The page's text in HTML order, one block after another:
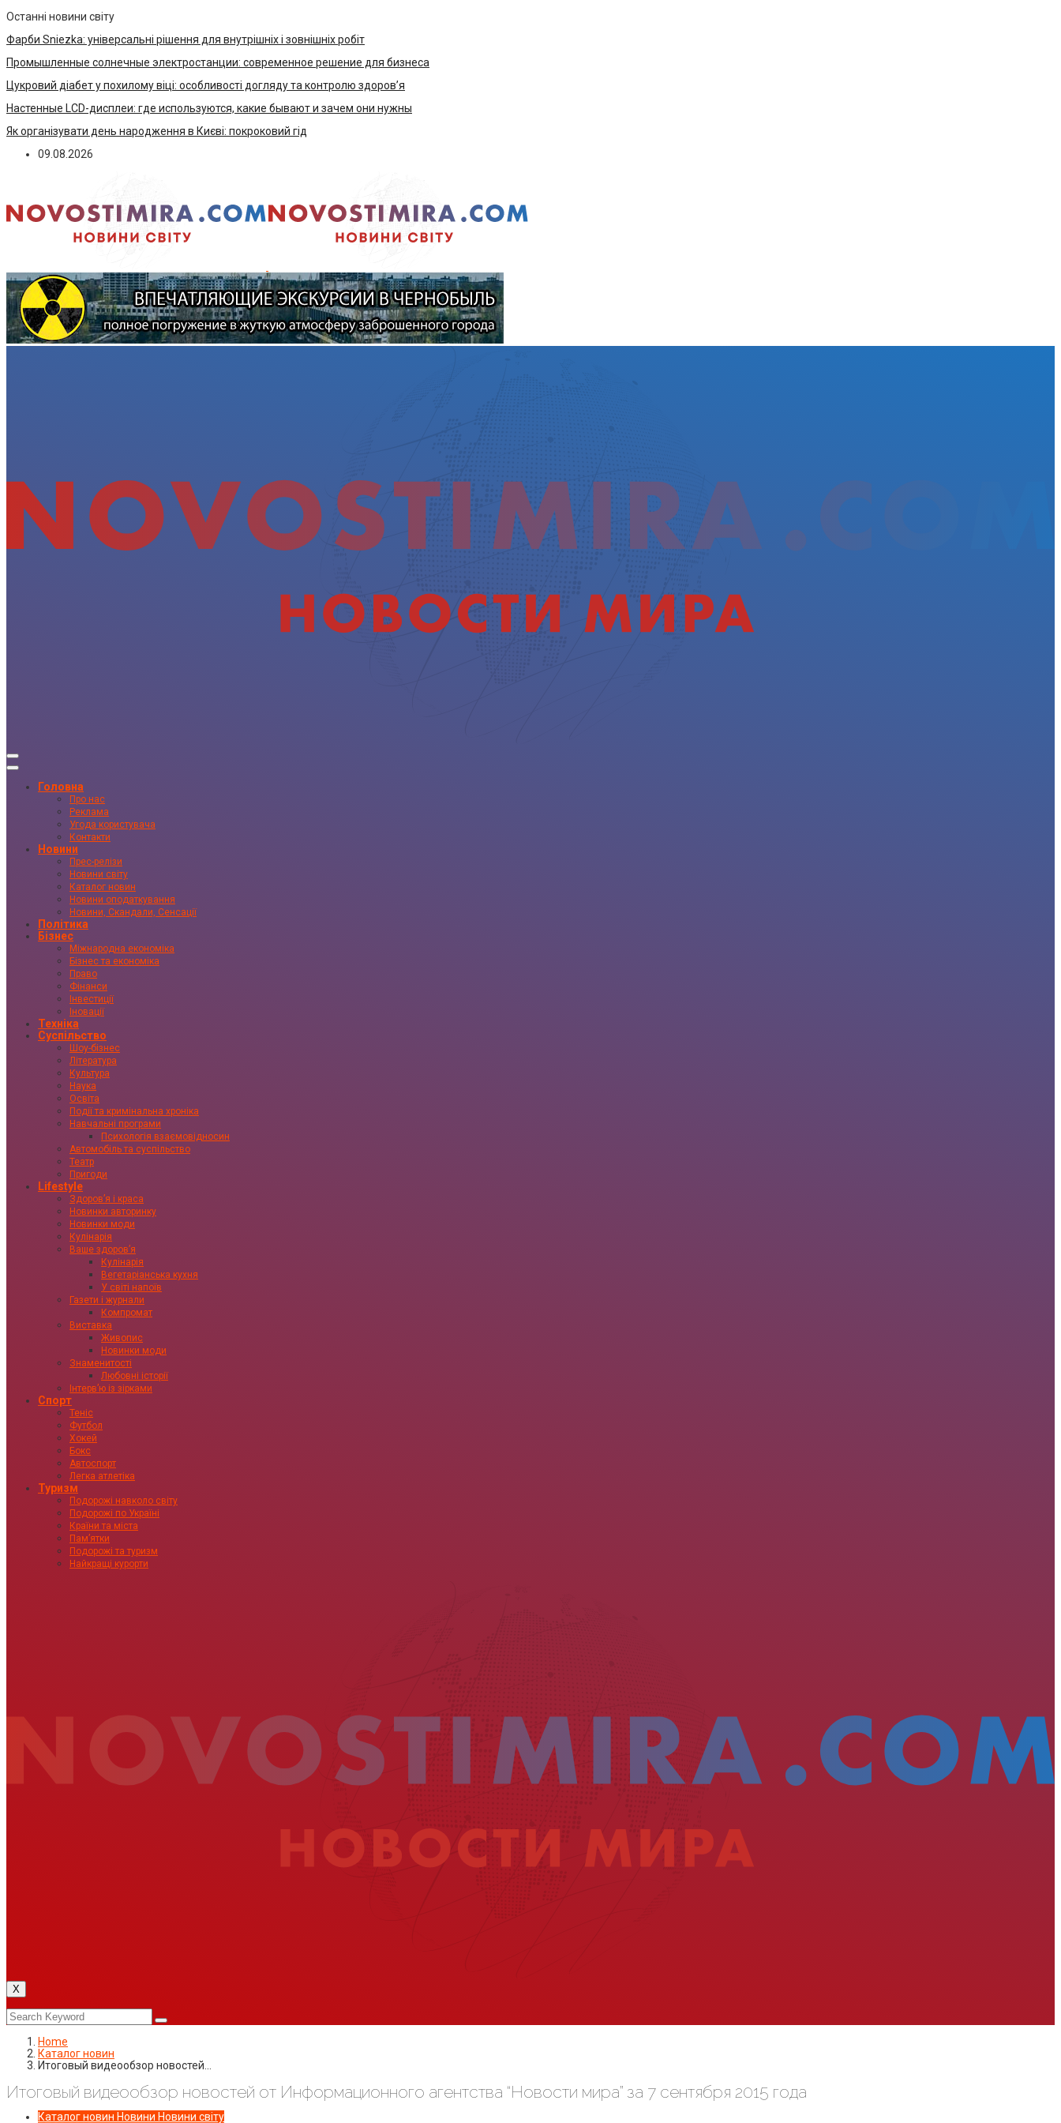
Останні новини світу
Фарби Sniezka: універсальні рішення для внутрішніх і зовнішніх робіт
Промышленные солнечные электростанции: современное решение для бизнеса
Цукровий діабет у похилому віці: особливості догляду та контролю здоров’я
Настенные LCD-дисплеи: где используются, какие бывают и зачем они нужны
Як організувати день народження в Києві: покроковий гід
09.08.2026
Головна
Про нас
Реклама
Угода користувача
Контакти
Новини
Прес-релізи
Новини світу
Каталог новин
Новини оподаткування
Новини, Скандали, Сенсації
Політика
Бізнес
Міжнародна економіка
Бізнес та економіка
Право
Фінанси
Інвестиції
Іновації
Техніка
Суспільство
Шоу-бізнес
Література
Культура
Наука
Освіта
Події та кримінальна хроніка
Навчальні програми
Психологія взаємовідносин
Автомобіль та суспільство
Театр
Пригоди
Lifestyle
Здоровʼя і краса
Новинки авторинку
Новинки моди
Кулінарія
Ваше здоровʼя
Кулінарія
Вегетаріанська кухня
У світі напоїв
Газети і журнали
Компромат
Виставка
Живопис
Новинки моди
Знаменитості
Любовні історії
Інтервʼю із зірками
Спорт
Теніс
Футбол
Хокей
Бокс
Автоспорт
Легка атлетіка
Туризм
Подорожі навколо світу
Подорожі по Україні
Країни та міста
Пам’ятки
Подорожі та туризм
Найкращі курорти
X
Home
Каталог новин
Итоговый видеообзор новостей…
Итоговый видеообзор новостей от Информационного агентства “Новости мира” за 7 сентября 2015 года
Каталог новин Новини Новини світу